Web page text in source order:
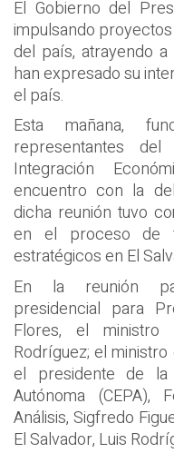
El Gobierno del
impulsando
del país, atrayendo a
han expresado su
el país.
Esta mañana,
representantes del
Integración
encuentro con la
dicha reunión tuvo
en el proceso de
estratégicos en El
En la reunión
presidencial para
Flores, el ministro
Rodríguez; el
el presidente de la
Autónoma (CEPA),
Análisis, Sigfredo
El Salvador, Luis